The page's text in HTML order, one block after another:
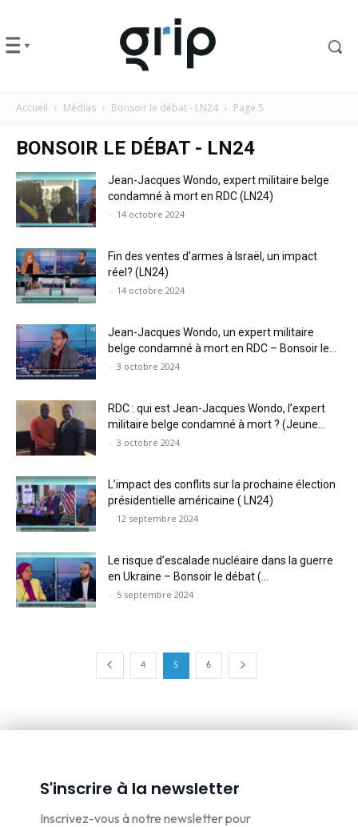
Accueil Médias Bonsoir le débat - LN24 Page 5
BONSOIR LE DÉBAT - LN24
Jean-Jacques Wondo, expert militaire belge
condamné à mort en RDC (LN24)
- 14 octobre 2024
Fin des ventes d’armes à Israël, un impact
réel? (LN24)
- 14 octobre 2024
Jean-Jacques Wondo, un expert militaire
belge condamné à mort en RDC – Bonsoir le...
- 3 octobre 2024
RDC : qui est Jean-Jacques Wondo, l’expert
militaire belge condamné à mort ? (Jeune...
- 3 octobre 2024
L’impact des conflits sur la prochaine élection
présidentielle américaine ( LN24)
- 12 septembre 2024
Le risque d’escalade nucléaire dans la guerre
en Ukraine – Bonsoir le débat (...
- 5 septembre 2024
4 5 6
S'inscrire à la newsletter
Inscrivez-vous à notre newsletter pour